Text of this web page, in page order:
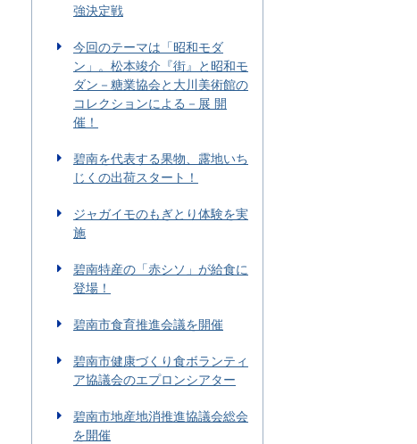
強決定戦
今回のテーマは「昭和モダ
ン」。松本竣介『街』と昭和モ
ダン－糖業協会と大川美術館の
コレクションによる－展 開
催！
碧南を代表する果物、露地いち
じくの出荷スタート！
ジャガイモのもぎとり体験を実
施
碧南特産の「赤シソ」が給食に
登場！
碧南市食育推進会議を開催
碧南市健康づくり食ボランティ
ア協議会のエプロンシアター
碧南市地産地消推進協議会総会
を開催